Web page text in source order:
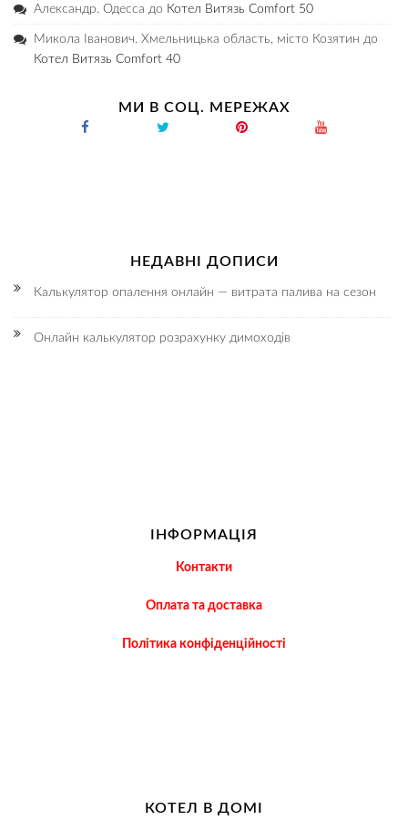
Александр. Одесса до Котел Витязь Comfort 50
Микола Іванович. Хмельницька область, місто Козятин до
Котел Витязь Comfort 40
МИ В СОЦ. МЕРЕЖАХ
НЕДАВНІ ДОПИСИ
Калькулятор опалення онлайн — витрата палива на сезон
Онлайн калькулятор розрахунку димоходів
ІНФОРМАЦІЯ
Контакти
Оплата та доставка
Політика конфіденційності
КОТЕЛ В ДОМІ